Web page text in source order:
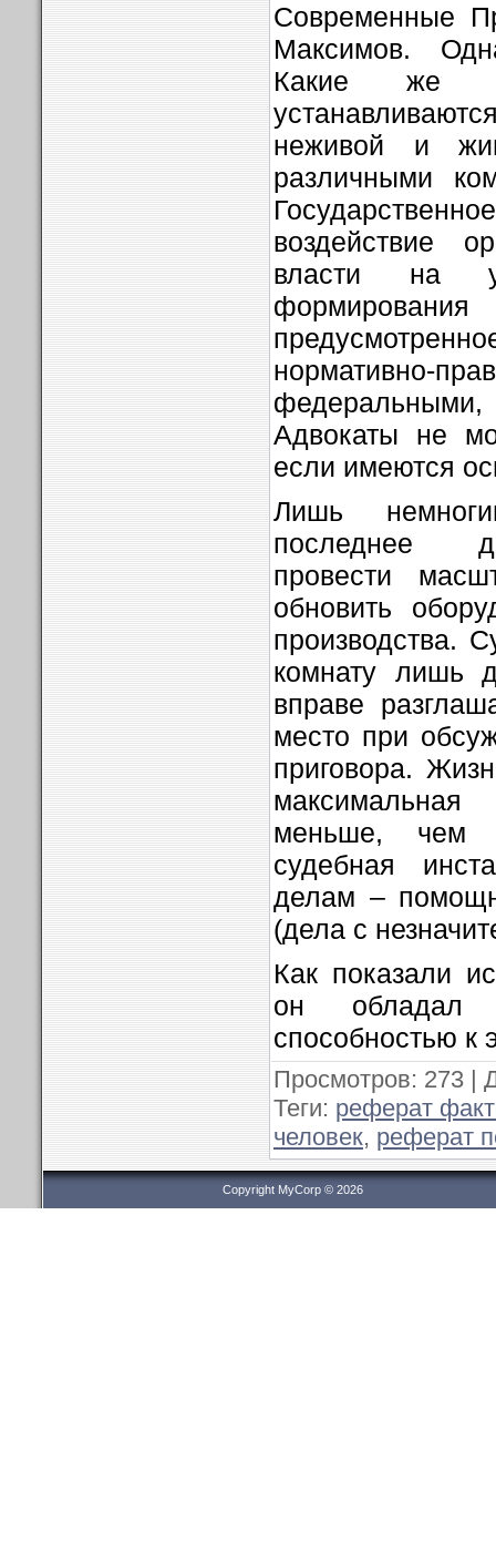
Современные
Максимов.
Какие же
неживой и
различными
воздействие
власти на
нормативно-
Адвокаты не
если имеются
Лишь
последнее
провести
обновить
производства.
комнату лишь
вправе
место при
приговора.
максимальная
меньше, чем
судебная
делам –
(дела с
Как показали
он обладал
способностью к
Просмотров: 273 |
Теги: реферат
человек, реферат
Copyright MyCorp © 2026